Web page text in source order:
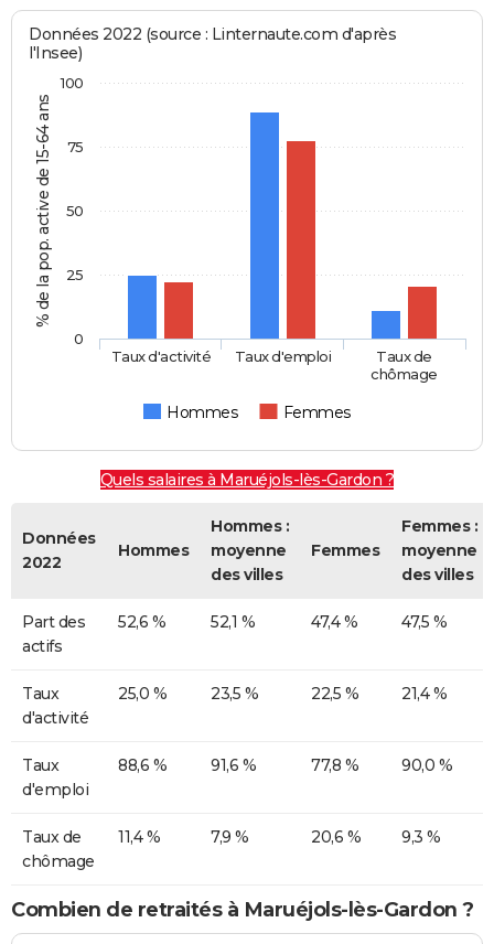
% de la pop. active de 15-64 ans
Données 2022 (source : Linternaute.com d'après
l'Insee)
Hommes Femmes
Taux d'activité Taux d'emploi
Taux de
chômage
0
25
50
75
100
Quels salaires à Maruéjols-lès-Gardon ?
Données
2022
Hommes
Hommes :
moyenne
des villes
Femmes
Femmes :
moyenne
des villes
Part des
actifs
52,6 % 52,1 % 47,4 % 47,5 %
Taux
d'activité
25,0 % 23,5 % 22,5 % 21,4 %
Taux
d'emploi
88,6 % 91,6 % 77,8 % 90,0 %
Taux de
chômage
11,4 % 7,9 % 20,6 % 9,3 %
Combien de retraités à Maruéjols-lès-Gardon ?